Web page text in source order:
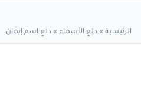
الرئيسية » دلع الأسماء » دلع اسم إيمان